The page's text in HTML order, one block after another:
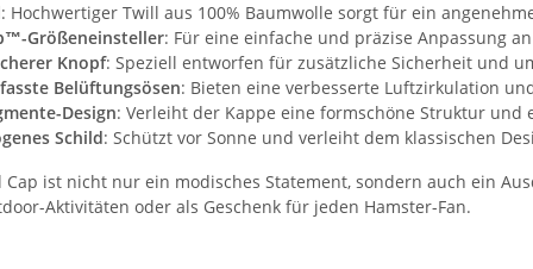
: Hochwertiger Twill aus 100% Baumwolle sorgt für ein
Größeneinsteller: Für eine einfache und präzise Anpassung
Knopf: Speziell entworfen für zusätzliche Sicherheit und
Belüftungsösen: Bieten eine verbesserte Luftzirkulation
Design: Verleiht der Kappe eine formschöne Struktur und
Schild: Schützt vor Sonne und verleiht dem klassischen
Cap ist nicht nur ein modisches Statement, sondern auch ein
Aktivitäten oder als Geschenk für jeden Hamster-Fan.